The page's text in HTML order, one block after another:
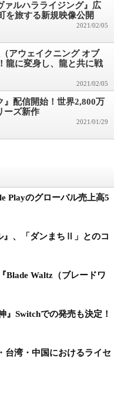
ルハラライジング』広
を旅する新規映像公開
2021/02/05
アウェイクニング オブ
龍に変身し、龍と共に戦
2021/02/05
配信開始！世界2,800万
ーズ新作
2021/01/29
Playのグローバル売上高5
』、「ダンまちⅡ」とのコ
Blade Waltz（ブレードワ
』Switchでの発売も決定！
台湾・中国におけるライセ